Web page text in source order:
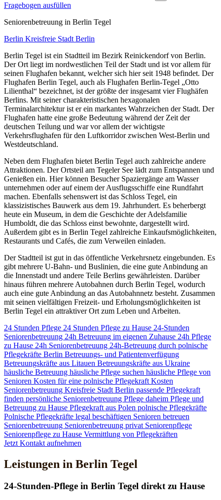
Fragebogen ausfüllen
Senioren­betreuung in Berlin Tegel
Berlin Kreisfreie Stadt Berlin
Berlin Tegel ist ein Stadtteil im Bezirk Reinickendorf von Berlin.
Der Ort liegt im nordwestlichen Teil der Stadt und ist vor allem für
seinen Flughafen bekannt, welcher sich hier seit 1948 befindet. Der
Flughafen Berlin Tegel, auch als Flughafen Berlin-Tegel „Otto
Lilienthal“ bezeichnet, ist der größte der insgesamt vier Flughäfen
Berlins. Mit seiner charakteristischen hexagonalen
Terminalarchitektur ist er ein markantes Wahrzeichen der Stadt. Der
Flughafen hatte eine große Bedeutung während der Zeit der
deutschen Teilung und war vor allem der wichtigste
Verkehrsflughafen für den Luftkorridor zwischen West-Berlin und
Westdeutschland.
Neben dem Flughafen bietet Berlin Tegel auch zahlreiche andere
Attraktionen. Der Ortsteil am Tegeler See lädt zum Entspannen und
Genießen ein. Hier können Besucher Spaziergänge am Wasser
unternehmen oder auf einem der Ausflugsschiffe eine Rundfahrt
machen. Ebenfalls sehenswert ist das Schloss Tegel, ein
klassizistisches Bauwerk aus dem 19. Jahrhundert. Es beherbergt
heute ein Museum, in dem die Geschichte der Adelsfamilie
Humboldt, die das Schloss einst bewohnte, dargestellt wird.
Außerdem gibt es in Berlin Tegel zahlreiche Einkaufsmöglichkeiten,
Restaurants und Cafés, die zum Verweilen einladen.
Der Stadtteil ist gut in das öffentliche Verkehrsnetz eingebunden. Es
gibt mehrere U-Bahn- und Buslinien, die eine gute Anbindung an
die Innenstadt und andere Teile Berlins gewährleisten. Darüber
hinaus führen mehrere Autobahnen durch Berlin Tegel, wodurch
auch eine gute Anbindung an das Autobahnnetz besteht. Zusammen
mit seinen vielfältigen Freizeit- und Erholungsmöglichkeiten ist
Berlin Tegel ein attraktiver Ort zum Leben und Arbeiten.
24 Stunden Pflege 24 Stunden Pflege zu Hause 24-Stunden
Seniorenbetreuung 24h Betreuung im eigenen Zuhause 24h Pflege
zu Hause 24h Seniorenbetreuung 24h-Betreuung durch polnische
Pflegekräfte Berlin Betreuungs- und Patientenverfügung
Betreuungskräfte aus Litauen Betreuungskräfte aus Ukraine
häusliche Betreuung häusliche Pflege suchen häusliche Pflege von
Senioren Kosten für eine polnische Pflegekraft Kosten
Seniorenbetreuung Kreisfreie Stadt Berlin passende Pflegekraft
finden persönliche Seniorenbetreuung Pflege daheim Pflege und
Betreuung zu Hause Pflegekraft aus Polen polnische Pflegekräfte
Polnische Pflegekräfte legal beschäftigen Senioren betreuen
Seniorenbetreuung Seniorenbetreuung privat Seniorenpflege
Seniorenpflege zu Hause Vermittlung von Pflegekräften
Jetzt Kontakt aufnehmen
Leistungen in Berlin Tegel
24-Stunden-Pflege in Berlin Tegel direkt zu Hause